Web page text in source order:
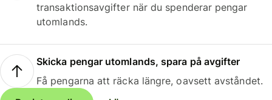
transaktionsavgifter när du spenderar pengar
utomlands.
Skicka pengar utomlands, spara på avgifter
Få pengarna att räcka längre, oavsett avståndet.